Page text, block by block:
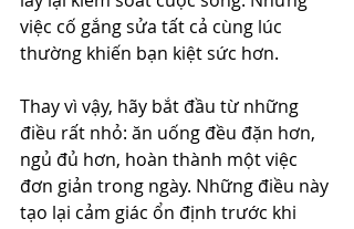
việc cố gắng sửa tất cả cùng lúc
thường khiến bạn kiệt sức hơn.
Thay vì vậy, hãy bắt đầu từ những
điều rất nhỏ: ăn uống đều đặn hơn,
ngủ đủ hơn, hoàn thành một việc
đơn giản trong ngày. Những điều này
tạo lại cảm giác ổn định trước khi